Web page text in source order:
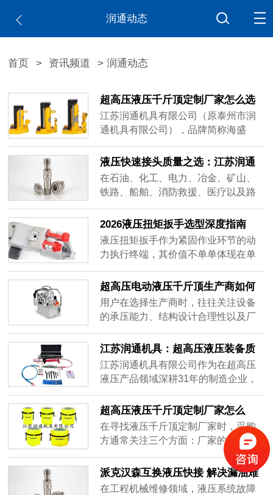
润通动态
首页 > 资讯频道 > 润通动态
超高压液压千斤顶定制厂家怎么选
江苏润通机具有限公司（原泰州市润
通机具有限公司），品牌简称海盛
度构建了自身的业务体系，可作为相
关采购需求的参考对象之一。
液压快速接头质量之选：江苏润通
的超高压解决方案
在石油、化工、电力、冶金、矿山、
铁路、船舶、消防救援、医疗以及路
统的稳定运行往往依赖于一个看似不
起眼却举足轻重的部件——液压快速
接头。
2026液压扭矩扳手选型深度指南
液压扭矩扳手作为紧固作业环节的动
力执行终端，其价值不单单体现在单
用过程中对设备安全边界的持续保
障。
超高压电动液压千斤顶生产商如何
选？
用户在选择生产商时，往往关注设备
的承压能力、结构设计合理性以及厂
行业背景、技术原理、应用场景及企
业实践等维度，对超高压电动液压千
斤顶生产领域进行系统梳理，供有采
购或选型需求的用户参考。
江苏润通机具：超高压液压装备质
量体系的工业实践与价值解析
江苏润通机具有限公司作为在超高压
液压产品领域深耕31年的制造企业，
通过建立覆盖研发、生产、检测全流
程的质量管控体系,为行业提供了可参
考的质量保障实践样本。
超高压液压千斤顶定制厂家怎么
选：江苏润通机具（海盛）专业解
析
在寻找液压千斤顶定制厂家时，采购
方通常关注三个方面：厂家的生产制
造与开发能力是否匹配定制需求、产
品在专业原理上是否可靠、以及是否
有实际的行业配套经验可供参考。
派克汉森互换液压快接 解决漏油难
题的高兼容方案
在工程机械维修领域，液压系统故障